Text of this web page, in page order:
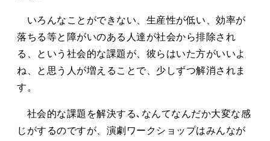
いろんなことができない、生産性が低い、効率が
落ちる等と障がいのある人達が社会から排除され
る、という社会的な課題が、彼らはいた方がいいよ
ね、と思う人が増えることで、少しずつ解消されま
す。
社会的な課題を解決する､なんてなんだか大変な感
じがするのですが、演劇ワークショップはみんなが